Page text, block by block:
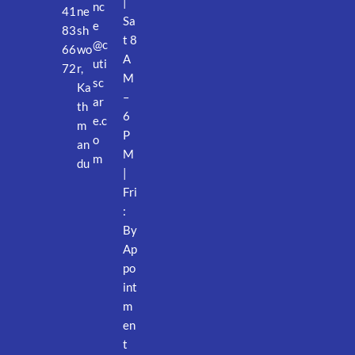
41
83
66
72
ne
sh
wo
r,
Ka
th
m
an
du
nc
e
@c
uti
sc
ar
e.c
o
m
Sa
t 8
A
M
–
6
P
M
|
Fri
:
By
Ap
po
int
m
en
t